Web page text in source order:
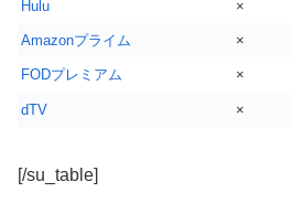
Hulu ×
Amazonプライム ×
FODプレミアム ×
dTV ×
[/su_table]